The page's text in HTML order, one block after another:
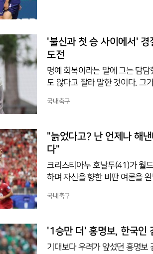
다.한국은 25일 오전 10시 몬테
'불신과 첫 승 사이에서'
도전
명예 회복이라는 말에 그는 담
도 않다고 잘라 말한 것이다. 그
팬에게 못 믿을 이름이다. 불신
역이 누구보다 극적으로 추락한
뭇매를 맞았다.경질 여론 위에
국내축구
"늙었다고? 난 언제나 해
다"
크리스티아누 호날두(41)가 월
하며 자신을 향한 비판 여론을
에서 호날두의 멀티골 활약을
날두는 이날 경기 시작 6분 만에
무리로 추가골까지 기록하며
국내축구
'1승만 더' 홍명보, 한국인
기대보다 우려가 앞섰던 홍명보